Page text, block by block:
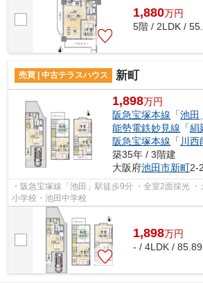
1,880万円
5階 / 2LDK /
売買 | 中古テラスハウス 新町
1,898万円
阪急宝塚本線 「池田
能勢電鉄妙見線 「絹
阪急宝塚本線 「 川西
築35年 / 3階建
大阪府池田市新町2-2
・阪急宝塚線「池田」駅徒歩9分 ・全室2面採光
小学校・池田中学校
1,898万円
- / 4LDK / 85.89